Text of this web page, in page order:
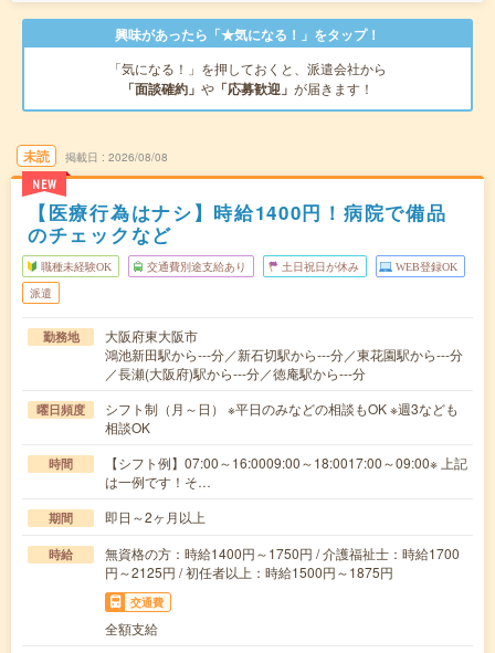
興味があったら「★気になる！」をタップ！
「気になる！」を押しておくと、派遣会社から
「面談確約」 や 「応募歓迎」 が届きます！
未読
NEW
掲載日 2026/08/08
【医療行為はナシ】時給1400円！病院で備品
のチェックなど
職種未経験OK 交通費別途支給あり 土日祝日が休み WEB登録OK
派遣
勤務地
大阪府東大阪市
鴻池新田駅から---分／新石切駅から---分／東花園駅から---分
／長瀬(大阪府)駅から---分／徳庵駅から---分
曜日頻度
シフト制（月～日） ※平日のみなどの相談もOK ※週3なども
相談OK
時間
【シフト例】07:00～16:0009:00～18:0017:00～09:00※ 上記
は一例です！そ…
期間 即日～2ヶ月以上
時給
無資格の方：時給1400円～1750円 / 介護福祉士：時給1700
円～2125円 / 初任者以上：時給1500円～1875円
交通費
全額支給